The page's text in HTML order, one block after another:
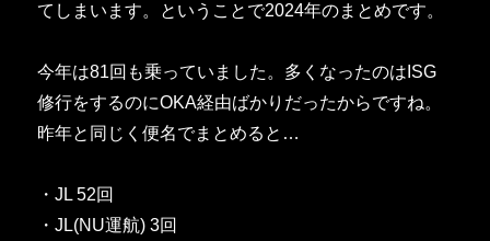
てしまいます。ということで2024年のまとめです。
今年は81回も乗っていました。多くなったのはISG
修行をするのにOKA経由ばかりだったからですね。
昨年と同じく便名でまとめると…
・JL 52回
・JL(NU運航) 3回